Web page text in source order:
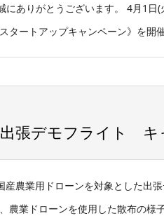
にありがとうございます。 4月1日
タートアップキャンペーン》を開
張デモフライト キ
産農業用ドローンを対象とした出
農業ドローンを使用した散布の様